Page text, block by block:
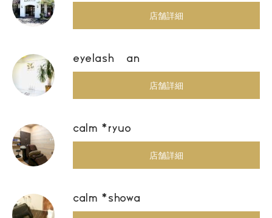
店舗詳細
eyelash an
店舗詳細
calm *ryuo
店舗詳細
calm *showa